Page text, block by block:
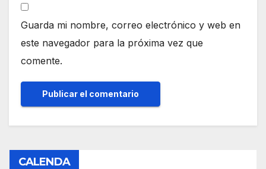
Guarda mi nombre, correo electrónico y web en
este navegador para la próxima vez que
comente.
CALENDA